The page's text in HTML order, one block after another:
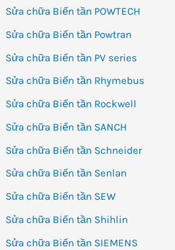
Sửa chữa Biến tần POWTECH
Sửa chữa Biến tần Powtran
Sửa chữa Biến tần PV series
Sửa chữa Biến tần Rhymebus
Sửa chữa Biến tần Rockwell
Sửa chữa Biến tần SANCH
Sửa chữa Biến tần Schneider
Sửa chữa Biến tần Senlan
Sửa chữa Biến tần SEW
Sửa chữa Biến tần Shihlin
Sửa chữa Biến tần SIEMENS